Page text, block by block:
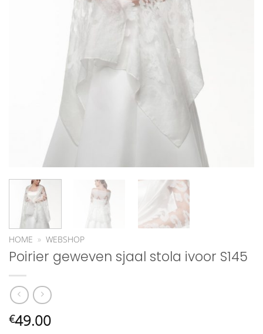
HOME » WEBSHOP
Poirier geweven sjaal stola ivoor S145
€49.00